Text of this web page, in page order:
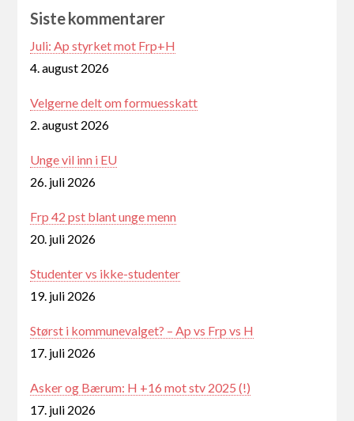
Siste kommentarer
Juli: Ap styrket mot Frp+H
4. august 2026
Velgerne delt om formuesskatt
2. august 2026
Unge vil inn i EU
26. juli 2026
Frp 42 pst blant unge menn
20. juli 2026
Studenter vs ikke-studenter
19. juli 2026
Størst i kommunevalget? – Ap vs Frp vs H
17. juli 2026
Asker og Bærum: H +16 mot stv 2025 (!)
17. juli 2026